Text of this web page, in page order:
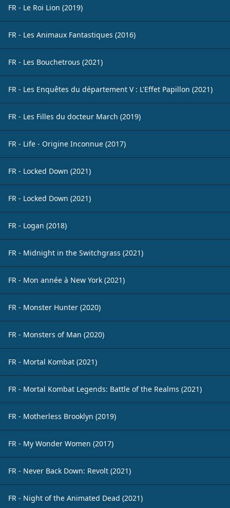
FR - Le Roi Lion (2019)
FR - Les Animaux Fantastiques (2016)
FR - Les Bouchetrous (2021)
FR - Les Enquêtes du département V : L'Effet Papillon (2021)
FR - Les Filles du docteur March (2019)
FR - Life - Origine Inconnue (2017)
FR - Locked Down (2021)
FR - Locked Down (2021)
FR - Logan (2018)
FR - Midnight in the Switchgrass (2021)
FR - Mon année à New York (2021)
FR - Monster Hunter (2020)
FR - Monsters of Man (2020)
FR - Mortal Kombat (2021)
FR - Mortal Kombat Legends: Battle of the Realms (2021)
FR - Motherless Brooklyn (2019)
FR - My Wonder Women (2017)
FR - Never Back Down: Revolt (2021)
FR - Night of the Animated Dead (2021)